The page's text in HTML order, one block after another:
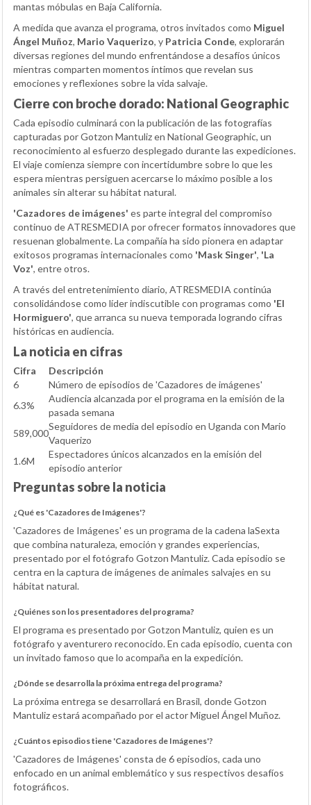
mantas móbulas en Baja California.
A medida que avanza el programa, otros invitados como Miguel
Ángel Muñoz, Mario Vaquerizo, y Patricia Conde, explorarán
diversas regiones del mundo enfrentándose a desafíos únicos
mientras comparten momentos íntimos que revelan sus
emociones y reflexiones sobre la vida salvaje.
Cierre con broche dorado: National Geographic
Cada episodio culminará con la publicación de las fotografías
capturadas por Gotzon Mantuliz en National Geographic, un
reconocimiento al esfuerzo desplegado durante las expediciones.
El viaje comienza siempre con incertidumbre sobre lo que les
espera mientras persiguen acercarse lo máximo posible a los
animales sin alterar su hábitat natural.
'Cazadores de imágenes' es parte integral del compromiso
continuo de ATRESMEDIA por ofrecer formatos innovadores que
resuenan globalmente. La compañía ha sido pionera en adaptar
exitosos programas internacionales como 'Mask Singer', 'La
Voz', entre otros.
A través del entretenimiento diario, ATRESMEDIA continúa
consolidándose como líder indiscutible con programas como 'El
Hormiguero', que arranca su nueva temporada logrando cifras
históricas en audiencia.
La noticia en cifras
Cifra
Descripción
6
Número de episodios de 'Cazadores de imágenes'
6.3%
Audiencia alcanzada por el programa en la emisión de la
pasada semana
589,000
Seguidores de media del episodio en Uganda con Mario
Vaquerizo
1.6M
Espectadores únicos alcanzados en la emisión del
episodio anterior
Preguntas sobre la noticia
¿Qué es 'Cazadores de Imágenes'?
'Cazadores de Imágenes' es un programa de la cadena laSexta
que combina naturaleza, emoción y grandes experiencias,
presentado por el fotógrafo Gotzon Mantuliz. Cada episodio se
centra en la captura de imágenes de animales salvajes en su
hábitat natural.
¿Quiénes son los presentadores del programa?
El programa es presentado por Gotzon Mantuliz, quien es un
fotógrafo y aventurero reconocido. En cada episodio, cuenta con
un invitado famoso que lo acompaña en la expedición.
¿Dónde se desarrolla la próxima entrega del programa?
La próxima entrega se desarrollará en Brasil, donde Gotzon
Mantuliz estará acompañado por el actor Miguel Ángel Muñoz.
¿Cuántos episodios tiene 'Cazadores de Imágenes'?
'Cazadores de Imágenes' consta de 6 episodios, cada uno
enfocado en un animal emblemático y sus respectivos desafíos
fotográficos.